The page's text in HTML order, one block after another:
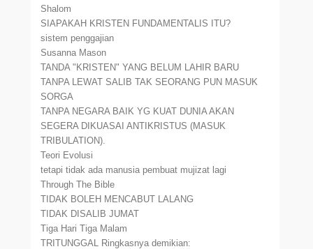
Shalom
SIAPAKAH KRISTEN FUNDAMENTALIS ITU?
sistem penggajian
Susanna Mason
TANDA "KRISTEN" YANG BELUM LAHIR BARU
TANPA LEWAT SALIB TAK SEORANG PUN MASUK
SORGA
TANPA NEGARA BAIK YG KUAT DUNIA AKAN
SEGERA DIKUASAI ANTIKRISTUS (MASUK
TRIBULATION).
Teori Evolusi
tetapi tidak ada manusia pembuat mujizat lagi
Through The Bible
TIDAK BOLEH MENCABUT LALANG
TIDAK DISALIB JUMAT
Tiga Hari Tiga Malam
TRITUNGGAL Ringkasnya demikian: